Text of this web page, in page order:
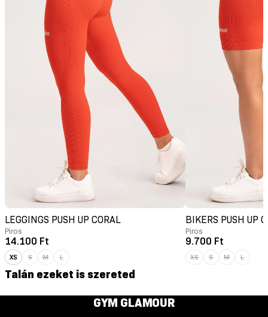
LEGGINGS PUSH UP CORAL
Piros
14.100 Ft
XS S M L
BIKERS PUSH UP
Piros
9.700 Ft
XS S M L
Talán ezeket is szereted
GYM GLAMOUR